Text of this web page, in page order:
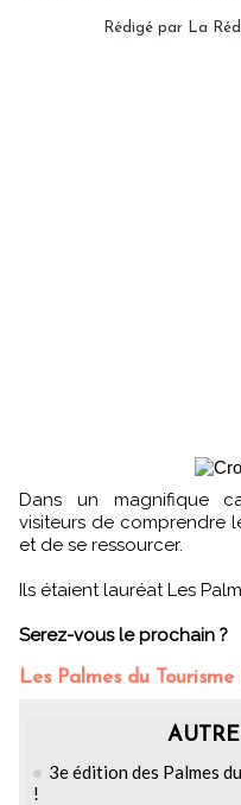
Rédigé par La
Dans un magnifique cadre, Echologia propose aux
visiteurs de comprendre
et de se ressourcer.
Ils étaient lauréat Les
Serez-vous le prochain ?
Les Palmes du
3e édition des Palmes
!